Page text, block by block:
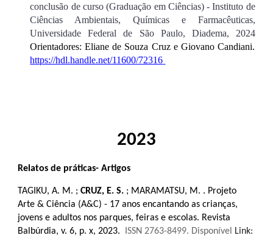
conclusão de curso (Graduação em Ciências) - Instituto de
Ciências Ambientais, Químicas e Farmacêuticas,
Universidade Federal de São Paulo, Diadema, 2024
Orientadores: Eliane de Souza Cruz e Giovano Candiani.
https://hdl.handle.net/11600/72316
2023
Relatos de práticas- Artigos
TAGIKU, A. M. ;CRUZ, E. S. ; MARAMATSU, M. . Projeto
Arte & Ciência (A&C) - 17 anos encantando as crianças,
jovens e adultos nos parques, feiras e escolas. Revista
Balbúrdia, v. 6, p. x, 2023. ISSN 2763-8499. Disponível Link: